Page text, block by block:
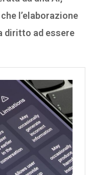
l’elaborazione
diritto ad essere